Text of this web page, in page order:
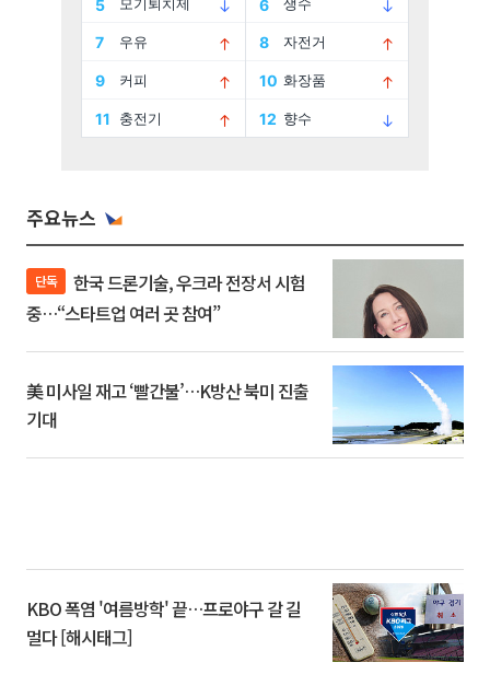
주요뉴스
단독
중…“스타트업 여러 곳 참여”
美 미사일 재고 ‘빨간불’…K방산 북미 진출
기대
KBO 폭염 '여름방학' 끝…프로야구 갈 길
멀다 [해시태그]